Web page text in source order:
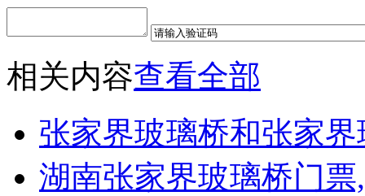
相关内容查看全部
张家界玻璃桥和张家
湖南张家界玻璃桥门